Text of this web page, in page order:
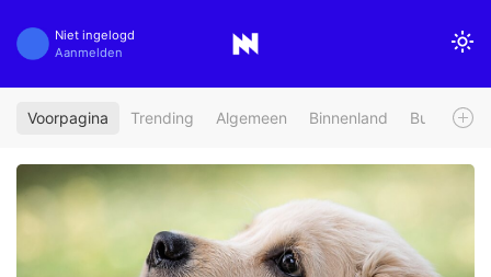
Niet ingelogd
Aanmelden
Voorpagina Trending Algemeen Binnenland Buitenland